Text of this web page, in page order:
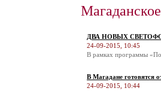
ДВА НОВЫХ
24-09-2015, 10:45
В рамках программы
В Магадане готовятся
24-09-2015, 10:44